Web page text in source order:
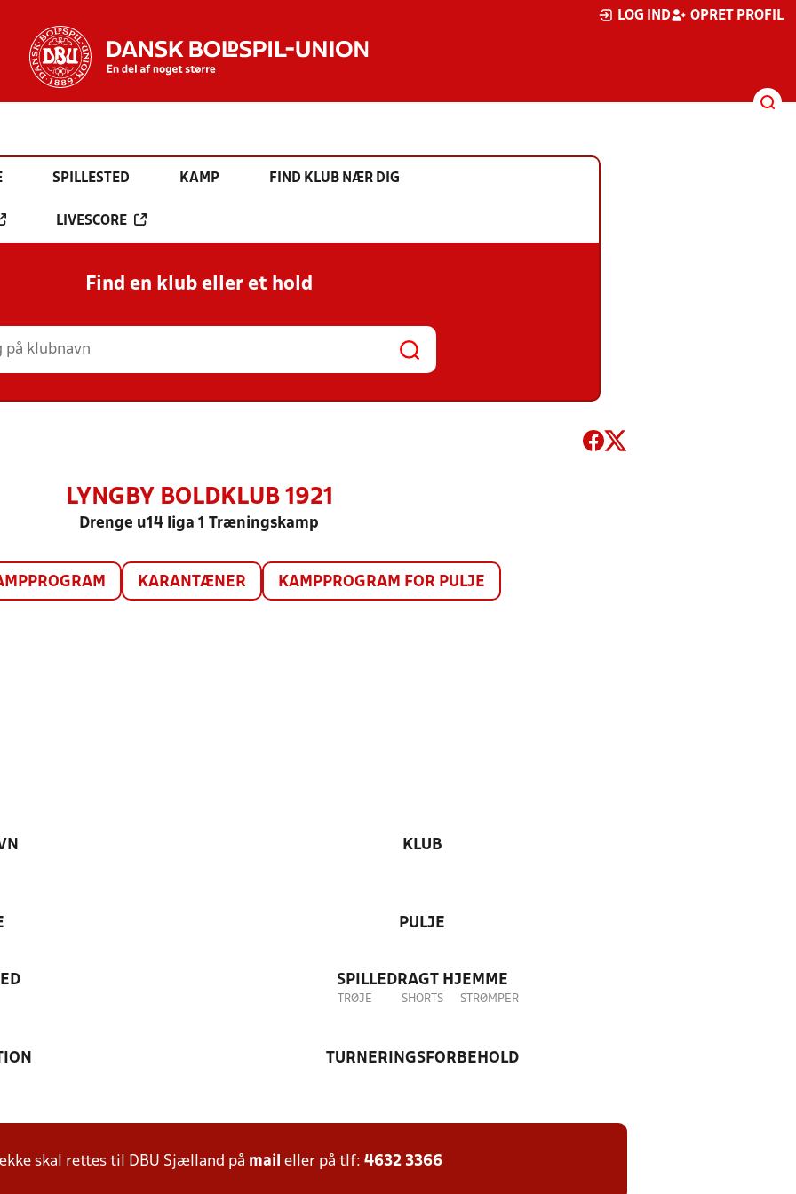
LOG IND OPRET PROFIL
SPILLESTED KAMP FIND KLUB NÆR DIG
LIVESCORE
Find en klub eller et hold
LYNGBY BOLDKLUB 1921
Drenge u14 liga 1 Træningskamp
KARANTÆNER KAMPPROGRAM FOR PULJE
KLUB
PULJE
SPILLEDRAGT HJEMME
TRØJE SHORTS STRØMPER
TURNERINGSFORBEHOLD
skal rettes til DBU Sjælland på mail eller på tlf: 4632 3366